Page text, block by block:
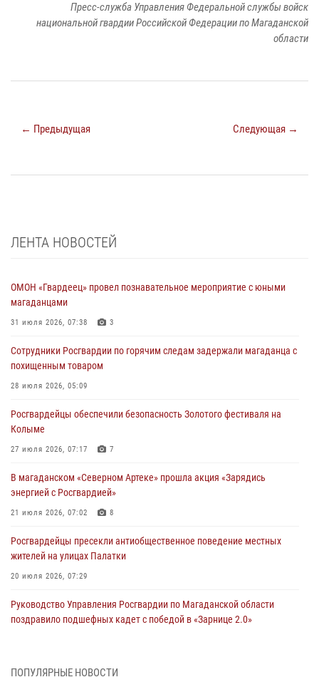
Пресс-служба Управления Федеральной службы войск
национальной гвардии Российской Федерации по Магаданской
области
← Предыдущая Следующая →
ЛЕНТА НОВОСТЕЙ
ОМОН «Гвардеец» провел познавательное мероприятие с юными
магаданцами
31 июля 2026, 07:38 3
Сотрудники Росгвардии по горячим следам задержали магаданца с
похищенным товаром
28 июля 2026, 05:09
Росгвардейцы обеспечили безопасность Золотого фестиваля на
Колыме
27 июля 2026, 07:17 7
В магаданском «Северном Артеке» прошла акция «Зарядись
энергией с Росгвардией»
21 июля 2026, 07:02 8
Росгвардейцы пресекли антиобщественное поведение местных
жителей на улицах Палатки
20 июля 2026, 07:29
Руководство Управления Росгвардии по Магаданской области
поздравило подшефных кадет с победой в «Зарнице 2.0»
При содействии СОБР Росгвардии в Магадане задержан
ПОПУЛЯРНЫЕ НОВОСТИ